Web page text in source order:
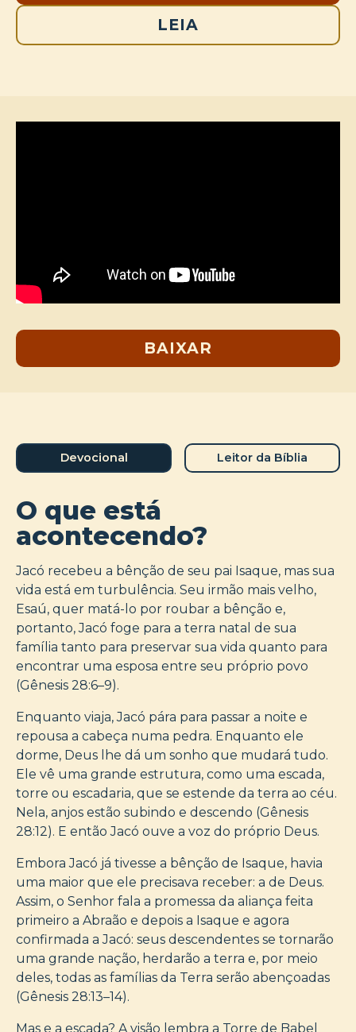
LEIA
BAIXAR
Devocional Leitor da Bíblia
O que está
acontecendo?
Jacó recebeu a bênção de seu pai Isaque, mas sua
vida está em turbulência. Seu irmão mais velho,
Esaú, quer matá-lo por roubar a bênção e,
portanto, Jacó foge para a terra natal de sua
família tanto para preservar sua vida quanto para
encontrar uma esposa entre seu próprio povo
(Gênesis 28:6–9).
Enquanto viaja, Jacó pára para passar a noite e
repousa a cabeça numa pedra. Enquanto ele
dorme, Deus lhe dá um sonho que mudará tudo.
Ele vê uma grande estrutura, como uma escada,
torre ou escadaria, que se estende da terra ao céu.
Nela, anjos estão subindo e descendo (Gênesis
28:12). E então Jacó ouve a voz do próprio Deus.
Embora Jacó já tivesse a bênção de Isaque, havia
uma maior que ele precisava receber: a de Deus.
Assim, o Senhor fala a promessa da aliança feita
primeiro a Abraão e depois a Isaque e agora
confirmada a Jacó: seus descendentes se tornarão
uma grande nação, herdarão a terra e, por meio
deles, todas as famílias da Terra serão abençoadas
(Gênesis 28:13–14).
Mas e a escada? A visão lembra a Torre de Babel